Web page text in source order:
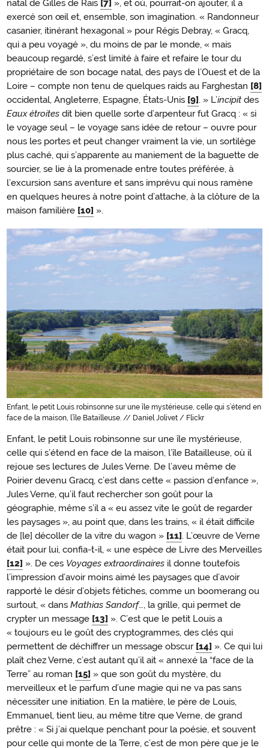
natal de Gilles de Rais [7] », et où, pourrait-on ajouter, il a
exercé son œil et, ensemble, son imagination. « Randonneur
casanier, itinérant hexagonal » pour Régis Debray, « Gracq,
qui a peu voyagé », du moins de par le monde, « mais
beaucoup regardé, s’est limité à faire et refaire le tour du
propriétaire de son bocage natal, des pays de l’Ouest et de la
Loire – compte non tenu de quelques raids au Farghestan [8]
occidental, Angleterre, Espagne, États-Unis [9]. » L’incipit des
Eaux étroites dit bien quelle sorte d’arpenteur fut Gracq : « si
le voyage seul – le voyage sans idée de retour – ouvre pour
nous les portes et peut changer vraiment la vie, un sortilège
plus caché, qui s’apparente au maniement de la baguette de
sourcier, se lie à la promenade entre toutes préférée, à
l’excursion sans aventure et sans imprévu qui nous ramène
en quelques heures à notre point d’attache, à la clôture de la
maison familière [10] ».
Enfant, le petit Louis robinsonne sur une île mystérieuse, celle qui s’étend en
face de la maison, l’île Batailleuse. // Daniel Jolivet / Flickr
Enfant, le petit Louis robinsonne sur une île mystérieuse,
celle qui s’étend en face de la maison, l’île Batailleuse, où il
rejoue ses lectures de Jules Verne. De l’aveu même de
Poirier devenu Gracq, c’est dans cette « passion d’enfance »,
Jules Verne, qu’il faut rechercher son goût pour la
géographie, même s’il a « eu assez vite le goût de regarder
les paysages », au point que, dans les trains, « il était difficile
de [le] décoller de la vitre du wagon » [11]. L’œuvre de Verne
était pour lui, confia-t-il, « une espèce de Livre des Merveilles
[12] ». De ces Voyages extraordinaires il donne toutefois
l’impression d’avoir moins aimé les paysages que d’avoir
rapporté le désir d’objets fétiches, comme un boomerang ou
surtout, « dans Mathias Sandorf…, la grille, qui permet de
crypter un message [13] ». C’est que le petit Louis a
« toujours eu le goût des cryptogrammes, des clés qui
permettent de déchiffrer un message obscur [14] ». Ce qui lui
plaît chez Verne, c’est autant qu’il ait « annexé la “face de la
Terre” au roman [15] » que son goût du mystère, du
merveilleux et le parfum d’une magie qui ne va pas sans
nécessiter une initiation. En la matière, le père de Louis,
Emmanuel, tient lieu, au même titre que Verne, de grand
prêtre : « Si j’ai quelque penchant pour la poésie, et souvent
pour celle qui monte de la Terre, c’est de mon père que je le